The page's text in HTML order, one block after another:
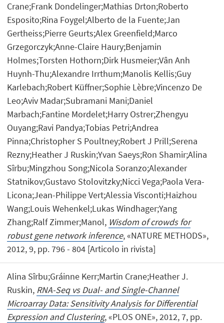
Crane;Frank Dondelinger;Mathias Drton;Roberto
Esposito;Rina Foygel;Alberto de la Fuente;Jan
Gertheiss;Pierre Geurts;Alex Greenfield;Marco
Grzegorczyk;Anne-Claire Haury;Benjamin
Holmes;Torsten Hothorn;Dirk Husmeier;Vân Anh
Huynh-Thu;Alexandre Irrthum;Manolis Kellis;Guy
Karlebach;Robert Küffner;Sophie Lèbre;Vincenzo De
Leo;Aviv Madar;Subramani Mani;Daniel
Marbach;Fantine Mordelet;Harry Ostrer;Zhengyu
Ouyang;Ravi Pandya;Tobias Petri;Andrea
Pinna;Christopher S Poultney;Robert J Prill;Serena
Rezny;Heather J Ruskin;Yvan Saeys;Ron Shamir;Alina
Sîrbu;Mingzhou Song;Nicola Soranzo;Alexander
Statnikov;Gustavo Stolovitzky;Nicci Vega;Paola Vera-
Licona;Jean-Philippe Vert;Alessia Visconti;Haizhou
Wang;Louis Wehenkel;Lukas Windhager;Yang
Zhang;Ralf Zimmer;Manol, Wisdom of crowds for
robust gene network inference, «NATURE METHODS»,
2012, 9, pp. 796 - 804 [Articolo in rivista]
Alina Sîrbu;Gráinne Kerr;Martin Crane;Heather J.
Ruskin, RNA-Seq vs Dual- and Single-Channel
Microarray Data: Sensitivity Analysis for Differential
Expression and Clustering, «PLOS ONE», 2012, 7, pp.